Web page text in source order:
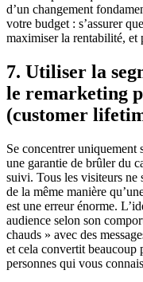
d’un changement
votre budget : s’assurer
maximiser la rentabilité, et
7. Utiliser la
le remarketing
(customer
Se concentrer uniquement
une garantie de brûler du
suivi. Tous les visiteurs ne
de la même manière
est une erreur énorme.
audience selon son
chauds » avec des
et cela convertit beaucoup
personnes qui vous